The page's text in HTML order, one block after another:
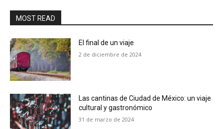
MOST READ
El final de un viaje
2 de diciembre de 2024
Las cantinas de Ciudad de México: un viaje
cultural y gastronómico
31 de marzo de 2024